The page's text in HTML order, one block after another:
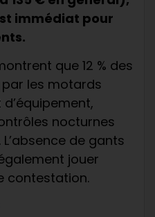
immédiat pour
que 12 % des
les motards
nocturnes
de gants
jouer
contestation.